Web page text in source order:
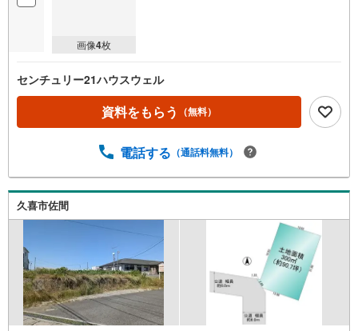
画像4枚
センチュリー21ハウスウェル
資料をもらう （無料）
電話する （通話料無料）
久喜市佐間